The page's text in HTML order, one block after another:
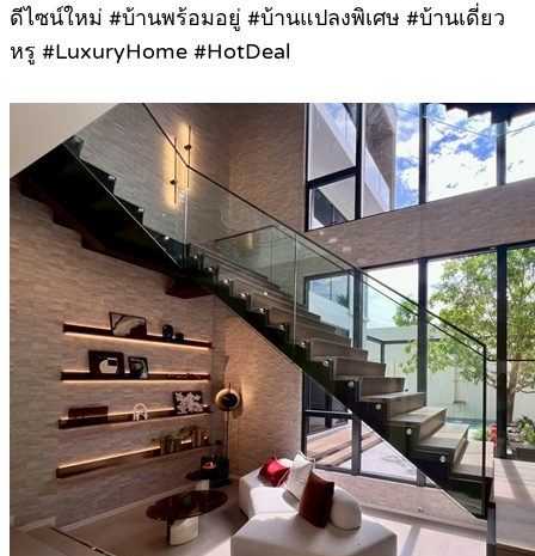
ดีไซน์ใหม่ #บ้านพร้อมอยู่ #บ้านแปลงพิเศษ #บ้านเดี่ยว
หรู #LuxuryHome #HotDeal